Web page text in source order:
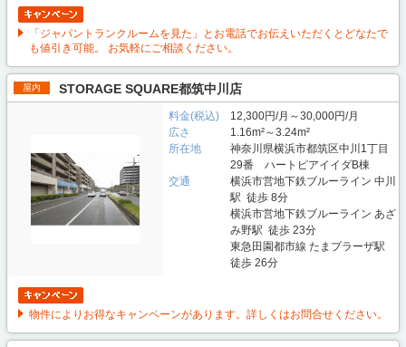
「ジャパントランクルームを見た」とお電話でお伝えいただくとどなたで
も値引き可能。 お気軽にご相談ください。
屋内 STORAGE SQUARE都筑中川店
料金(税込)
12,300円/月～30,000円/月
広さ
1.16m²～3.24m²
所在地
神奈川県横浜市都筑区中川1丁目
29番 ハートピアイイダB棟
交通
横浜市営地下鉄ブルーライン 中川
駅 徒歩 8分
横浜市営地下鉄ブルーライン あざ
み野駅 徒歩 23分
東急田園都市線 たまプラーザ駅
徒歩 26分
物件によりお得なキャンペーンがあります。詳しくはお問合せください。